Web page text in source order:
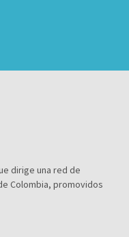
dirige una red de
Colombia, promovidos